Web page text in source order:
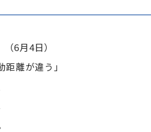
6月4日）
距離が違う」